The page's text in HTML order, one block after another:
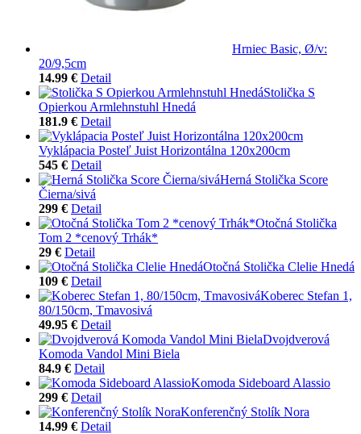
Hrniec Basic, Ø/v:
20/9,5cm
14.99 € Detail
Stolička S
Opierkou Armlehnstuhl Hnedá
181.9 € Detail
Vyklápacia Posteľ Juist Horizontálna 120x200cm
545 € Detail
Herná Stolička Score
Čierna/sivá
299 € Detail
Otočná Stolička
Tom 2 *cenový Trhák*
29 € Detail
Otočná Stolička Clelie Hnedá
109 € Detail
Koberec Stefan 1,
80/150cm, Tmavosivá
49.95 € Detail
Dvojdverová
Komoda Vandol Mini Biela
84.9 € Detail
Komoda Sideboard Alassio
299 € Detail
Konferenčný Stolík Nora
14.99 € Detail